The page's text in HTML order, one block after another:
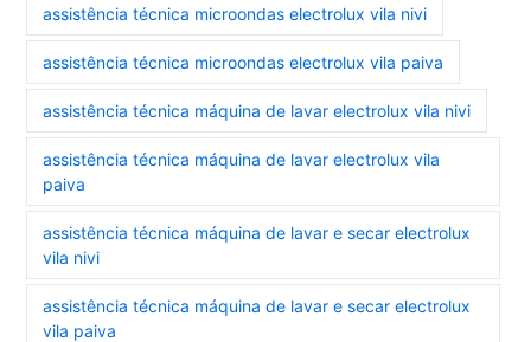
assistência técnica microondas electrolux vila nivi
assistência técnica microondas electrolux vila paiva
assistência técnica máquina de lavar electrolux vila nivi
assistência técnica máquina de lavar electrolux vila
paiva
assistência técnica máquina de lavar e secar electrolux
vila nivi
assistência técnica máquina de lavar e secar electrolux
vila paiva